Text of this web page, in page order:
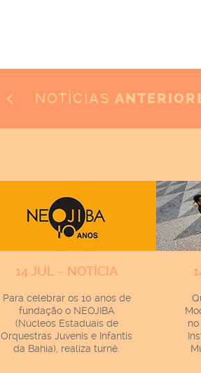
NOTÍCIAS
14 JUL - NOTÍCIA
Para celebrar os 10 anos de
fundação o NEOJIBA
(Núcleos Estaduais de
Orquestras Juvenis e Infantis
da Bahia), realiza turnê.